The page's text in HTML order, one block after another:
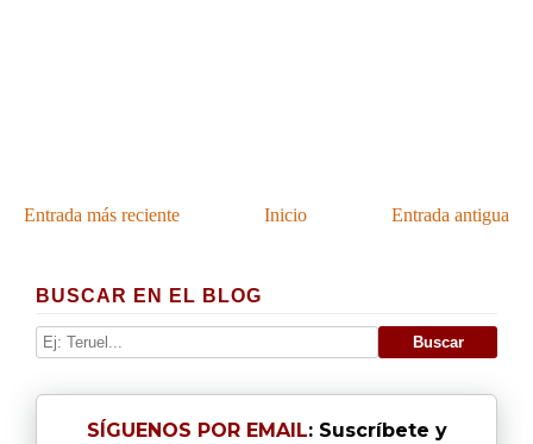
Entrada más reciente Entrada antigua
Inicio
BUSCAR EN EL BLOG
SÍGUENOS POR EMAIL: Suscríbete y